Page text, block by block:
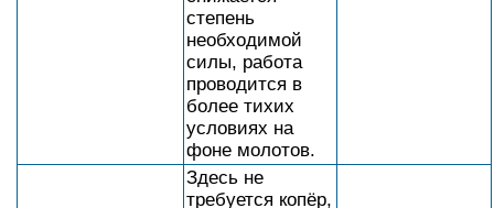
степень
необходимой
силы, работа
проводится в
более тихих
условиях на
фоне молотов.
Здесь не
требуется копёр,